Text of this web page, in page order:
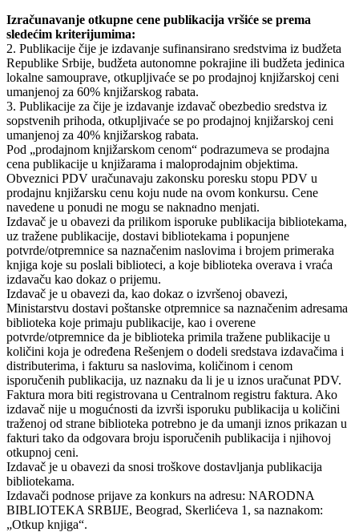
Izračunavanje otkupne cene publikacija vršiće se prema
sledećim kriterijumima:
2. Publikacije čije je izdavanje sufinansirano sredstvima iz budžeta
Republike Srbije, budžeta autonomne pokrajine ili budžeta jedinica
lokalne samouprave, otkupljivaće se po prodajnoj knjižarskoj ceni
umanjenoj za 60% knjižarskog rabata.
3. Publikacije za čije je izdavanje izdavač obezbedio sredstva iz
sopstvenih prihoda, otkupljivaće se po prodajnoj knjižarskoj ceni
umanjenoj za 40% knjižarskog rabata.
Pod „prodajnom knjižarskom cenom“ podrazumeva se prodajna
cena publikacije u knjižarama i maloprodajnim objektima.
Obveznici PDV uračunavaju zakonsku poresku stopu PDV u
prodajnu knjižarsku cenu koju nude na ovom konkursu. Cene
navedene u ponudi ne mogu se naknadno menjati.
Izdavač je u obavezi da prilikom isporuke publikacija bibliotekama,
uz tražene publikacije, dostavi bibliotekama i popunjene
potvrde/otpremnice sa naznačenim naslovima i brojem primeraka
knjiga koje su poslali biblioteci, a koje biblioteka overava i vraća
izdavaču kao dokaz o prijemu.
Izdavač je u obavezi da, kao dokaz o izvršenoj obavezi,
Ministarstvu dostavi poštanske otpremnice sa naznačenim adresama
biblioteka koje primaju publikacije, kao i overene
potvrde/otpremnice da je biblioteka primila tražene publikacije u
količini koja je određena Rešenjem o dodeli sredstava izdavačima i
distributerima, i fakturu sa naslovima, količinom i cenom
isporučenih publikacija, uz naznaku da li je u iznos uračunat PDV.
Faktura mora biti registrovana u Centralnom registru faktura. Ako
izdavač nije u mogućnosti da izvrši isporuku publikacija u količini
traženoj od strane biblioteka potrebno je da umanji iznos prikazan u
fakturi tako da odgovara broju isporučenih publikacija i njihovoj
otkupnoj ceni.
Izdavač je u obavezi da snosi troškove dostavljanja publikacija
bibliotekama.
Izdavači podnose prijave za konkurs na adresu: NARODNA
BIBLIOTEKA SRBIJE, Beograd, Skerlićeva 1, sa naznakom:
„Otkup knjiga“.